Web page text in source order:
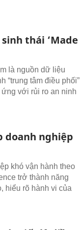
thái ‘Made
là nguồn dữ liệu
“trung tâm điều phối”
với rủi ro an ninh
doanh nghiệp
khó vận hành theo
trở thành năng
hiểu rõ hành vi của